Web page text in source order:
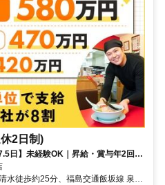
2日制)
日】未経験OK｜昇給・賞与年2回｜
水徒歩約25分、福島交通飯坂線 泉